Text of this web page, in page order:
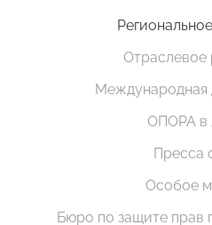
Отраслевое
Международная
ОПОРА в
Пресса
Особое
Бюро по защите прав